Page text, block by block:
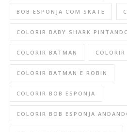
BOB ESPONJA COM SKATE
COLORIR BABY SHARK
COLORIR BATMAN
COLORIR BATMAN E ROBIN
COLORIR BOB ESPONJA
COLORIR BOB ESPONJA